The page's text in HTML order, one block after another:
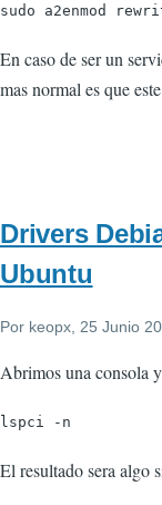
sudo a2enmod
En caso de ser un
mas normal es que
Drivers
Ubuntu
Por keopx , 25 Junio
Abrimos una consola
lspci -n
El resultado sera algo